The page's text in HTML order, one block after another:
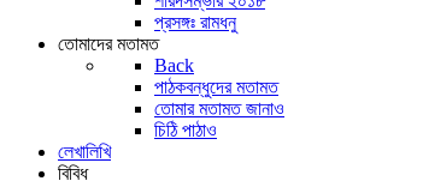
প্রসঙ্গঃ রামধনু
তোমাদের মতামত
Back
পাঠকবন্ধুদের মতামত
তোমার মতামত জানাও
চিঠি পাঠাও
লেখালিখি
বিবিধ